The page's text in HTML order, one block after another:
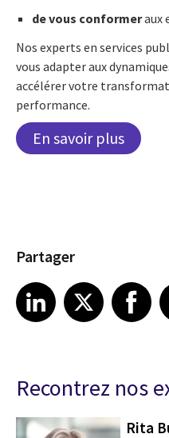
de vous conformeraux
Nos experts en services
vous adapter aux
accélérer votre
performance.
En savoir plus
Partager
Share article on LinkedIn
LinkedIn
Share article on XShare article on
Recontrez nos
Rita